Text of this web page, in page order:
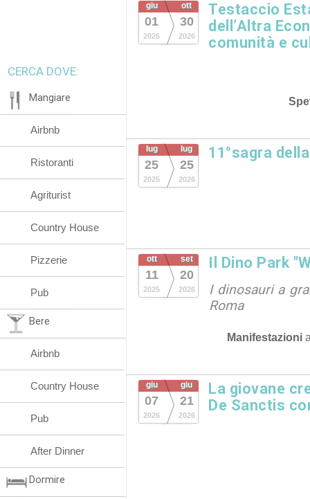
giu
01
2026
ott
30
2026
Testaccio
dell’Altra
comunità e
lug
25
2025
lug
25
2026
11°sagra
ott
11
2025
set
20
2026
Il Dino Park
I dinosauri a
Roma
Manifestazioni
giu
07
2026
giu
21
2026
La giovane
De Sanctis
CERCA DOVE:
Mangiare
Airbnb
Ristoranti
Agriturist
Country House
Pizzerie
Pub
Bere
Airbnb
Country House
Pub
After Dinner
Dormire